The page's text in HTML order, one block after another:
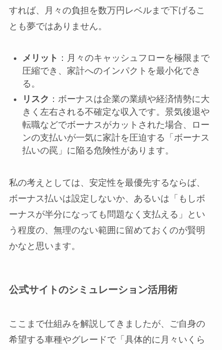
すれば、月々の負担を数万円レベルまで下げるこ
とも夢ではありません。
メリット ：月々のキャッシュフローを極限まで
圧縮でき、家計へのインパクトを最小化でき
る。
リスク ：ボーナスは企業の業績や経済情勢に大
きく左右される不確定な収入です。景気後退や
転職などでボーナスがカットされた場合、ロー
ンの支払いが一気に家計を圧迫する「ボーナス
払いの罠」に陥る危険性があります。
私の考えとしては、安定性を最優先するならば、
ボーナス払いは設定しないか、あるいは「もしボ
ーナスが半分になっても問題なく支払える」とい
う程度の、無理のない範囲に留めておくのが賢明
かなと思います。
公式サイトのシミュレーション活用術
ここまで仕組みを解説してきましたが、ご自身の
希望する車種やグレードで「具体的に月々いくら